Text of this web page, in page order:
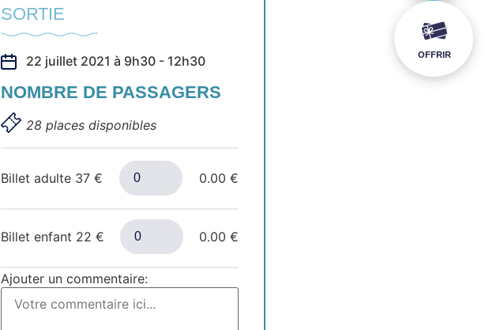
SORTIE
22 juillet 2021 à 9h30 - 12h30
NOMBRE DE PASSAGERS
28 places disponibles
Billet adulte 37 € 0.00 €
Billet enfant 22 € 0.00 €
Ajouter un commentaire:
OFFRIR